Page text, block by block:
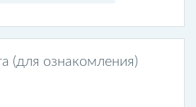
(для ознакомления)